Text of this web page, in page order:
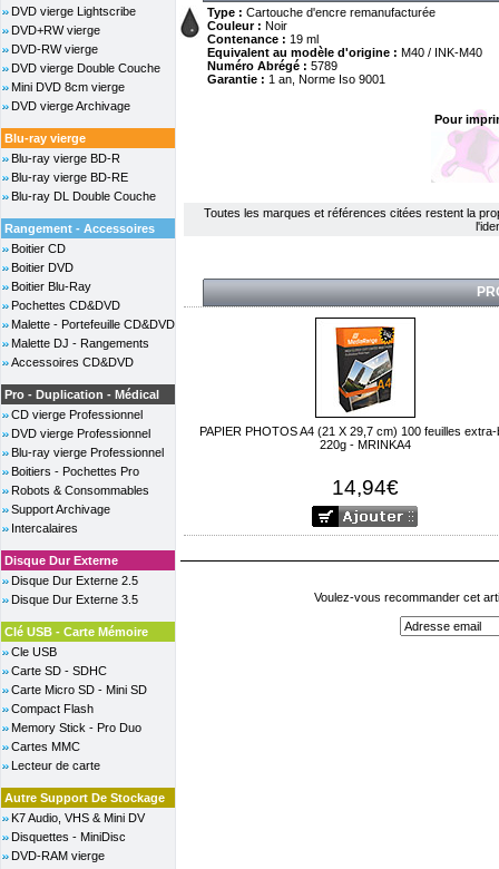
DVD vierge Lightscribe
DVD+RW vierge
DVD-RW vierge
DVD vierge Double Couche
Mini DVD 8cm vierge
DVD vierge Archivage
Blu-ray vierge
Blu-ray vierge BD-R
Blu-ray vierge BD-RE
Blu-ray DL Double Couche
Rangement - Accessoires
Boitier CD
Boitier DVD
Boitier Blu-Ray
Pochettes CD&DVD
Malette - Portefeuille CD&DVD
Malette DJ - Rangements
Accessoires CD&DVD
Pro - Duplication - Médical
CD vierge Professionnel
DVD vierge Professionnel
Blu-ray vierge Professionnel
Boitiers - Pochettes Pro
Robots & Consommables
Support Archivage
Intercalaires
Disque Dur Externe
Disque Dur Externe 2.5
Disque Dur Externe 3.5
Clé USB - Carte Mémoire
Cle USB
Carte SD - SDHC
Carte Micro SD - Mini SD
Compact Flash
Memory Stick - Pro Duo
Cartes MMC
Lecteur de carte
Autre Support De Stockage
K7 Audio, VHS & Mini DV
Disquettes - MiniDisc
DVD-RAM vierge
Type : Cartouche d'encre remanufacturée
Couleur : Noir
Contenance : 19 ml
Equivalent au modèle d'origine : M40 / INK-M40
Numéro Abrégé : 5789
Garantie : 1 an, Norme Iso 9001
Pour
Toutes les marques et références citées restent la
PAPIER PHOTOS A4 (21 X 29,7 cm) 100 feuilles extra-
220g - MRINKA4
14,94€
Voulez-vous recommander cet